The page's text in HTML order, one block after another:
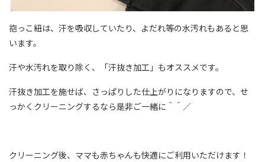
抱っこ紐は、汗を吸収していたり、よだれ等の水汚れもあると思
います。
汗や水汚れを取り除く、「汗抜き加工」もオススメです。
汗抜き加工を施せば、さっぱりした仕上がりになりますので、せ
っかくクリーニングするなら是非ご一緒に＾＾／
クリーニング後、ママも赤ちゃんも快適にご利用いただけます！